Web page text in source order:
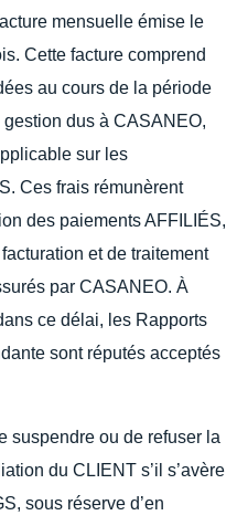
mensuelle émise le
Cette facture comprend
au cours de la période
dus à CASANEO,
sur les
Ces frais rémunèrent
des paiements AFFILIÉS,
et de traitement
par CASANEO. À
ce délai, les Rapports
sont réputés acceptés
suspendre ou de refuser la
du CLIENT s’il s’avère
sous réserve d’en